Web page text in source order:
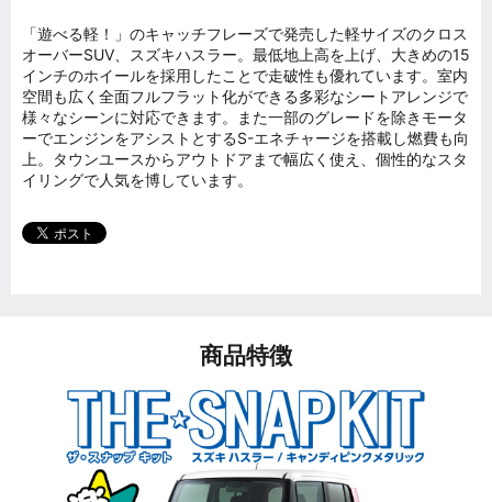
「遊べる軽！」のキャッチフレーズで発売した軽サイズのクロス
オーバーSUV、スズキハスラー。最低地上高を上げ、大きめの15
インチのホイールを採用したことで走破性も優れています。室内
空間も広く全面フルフラット化ができる多彩なシートアレンジで
様々なシーンに対応できます。また一部のグレードを除きモータ
ーでエンジンをアシストとするS-エネチャージを搭載し燃費も向
上。タウンユースからアウトドアまで幅広く使え、個性的なスタ
イリングで人気を博しています。
商品特徴